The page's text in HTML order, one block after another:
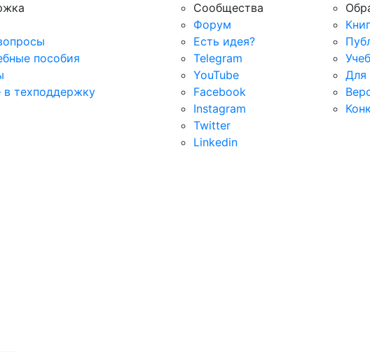
пособия
техподдержку
Сообщества
Форум
Есть идея?
Telegram
YouTube
Facebook
Instagram
Twitter
Linkedin
Для